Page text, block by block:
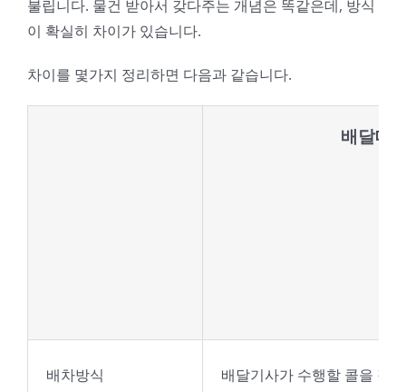
불립니다. 물건 받아서 갖다주는 개념은 똑같은데, 방식
이 확실히 차이가 있습니다.
차이를 몇가지 정리하면 다음과 같습니다.
배달대
배차방식 배달기사가 수행할 콜을 직